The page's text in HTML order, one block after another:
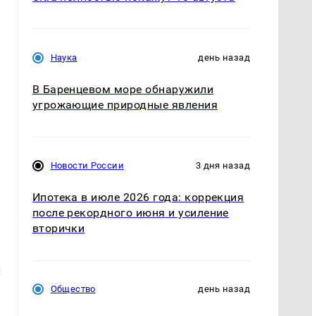
Наука день назад
В Баренцевом море обнаружили
угрожающие природные явления
Новости России 3 дня назад
Ипотека в июле 2026 года: коррекция
после рекордного июня и усиление
вторички
Общество день назад